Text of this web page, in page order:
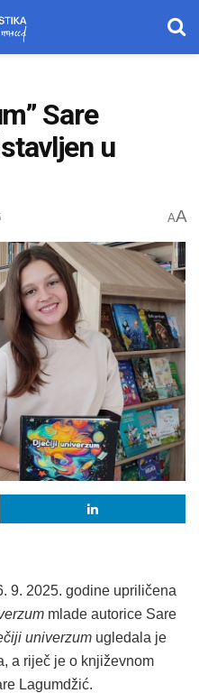
Sare
u
AA
9. 2025. godine upriličena
mlade autorice Sare
univerzum ugledala je
a riječ je o književnom
Lagumdžić.